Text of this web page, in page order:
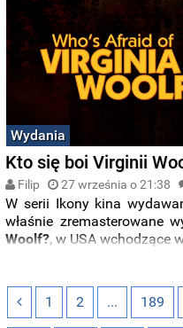
Wydania
Kto się boi Virginii
Filip 27 września o 21:38
W serii Ikony kina
właśnie zremasterowane
Woolf?, w USA wchodzące
1 2 ... 189